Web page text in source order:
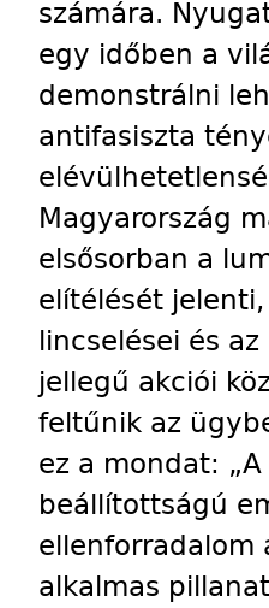
számára.
egy időben a
demonstrálni
antifasiszta
Magyarország
elsősorban a
elítélését
lincselései és
jellegű akciói
feltűnik az
ez a mondat:
beállítottságú
ellenforradalom
alkalmas